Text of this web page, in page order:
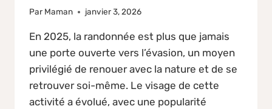
Par Maman janvier 3, 2026
En 2025, la randonnée est plus que jamais
une porte ouverte vers l’évasion, un moyen
privilégié de renouer avec la nature et de se
retrouver soi-même. Le visage de cette
activité a évolué, avec une popularité